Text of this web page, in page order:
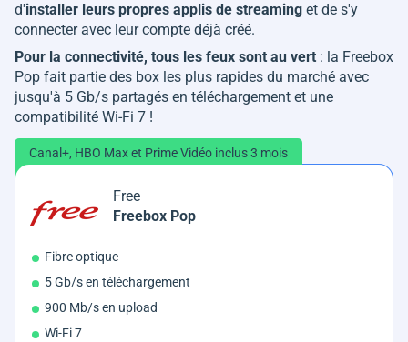
d'installer leurs propres applis de streaming et de s'y
connecter avec leur compte déjà créé.
Pour la connectivité, tous les feux sont au vert : la Freebox
Pop fait partie des box les plus rapides du marché avec
jusqu'à 5 Gb/s partagés en téléchargement et une
compatibilité Wi-Fi 7 !
Canal+, HBO Max et Prime Vidéo inclus 3 mois
Free
Freebox Pop
Fibre optique
5 Gb/s en téléchargement
900 Mb/s en upload
Wi-Fi 7